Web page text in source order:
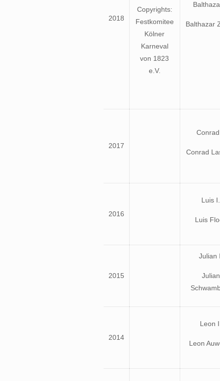
2018
Copyrights:
Festkomitee
Kölner
Karneval
von 1823
e.V.
Balthazar
2017
Conrad
2016
Luis I.
Luis
2015
Julian
Julian
2014
Leon
Leon